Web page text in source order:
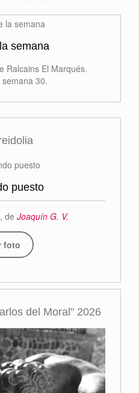
semana
Ralcains El Marqués.
30.
puesto
, de Joaquín G. V.
foto
del Moral" 2026